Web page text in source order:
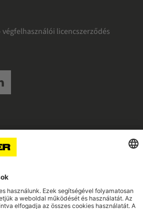
végfelhasználói licencszerződés
linkedin